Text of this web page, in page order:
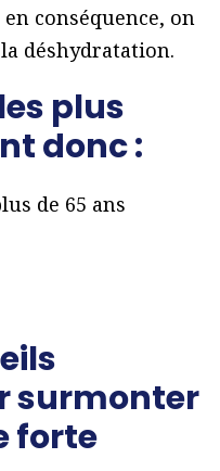
conséquence, on
déshydratation.
plus
donc :
de 65 ans
surmonter
forte